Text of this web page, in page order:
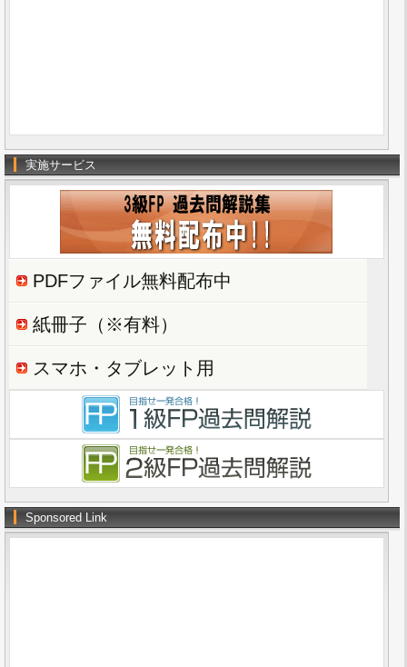
実施サービス
PDFファイル無料配布中
紙冊子（※有料）
スマホ・タブレット用
Sponsored Link